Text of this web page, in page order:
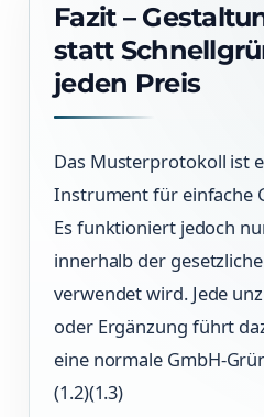
Fazit –
statt
jeden Preis
Das Musterprotokoll ist
Instrument für einfache
Es funktioniert jedoch
innerhalb der
verwendet wird. Jede
oder Ergänzung führt
eine normale GmbH-
(1.2)(1.3)